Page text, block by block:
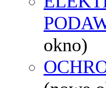
okno)